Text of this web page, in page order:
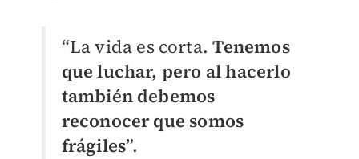
“La vida es corta. Tenemos
que luchar, pero al hacerlo
también debemos
reconocer que somos
frágiles”.